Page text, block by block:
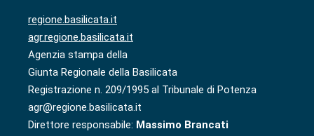
regione.basilicata.it
agr.regione.basilicata.it
Agenzia stampa della
Giunta Regionale della Basilicata
Registrazione n. 209/1995 al Tribunale di Potenza
agr@regione.basilicata.it
Direttore responsabile: Massimo Brancati